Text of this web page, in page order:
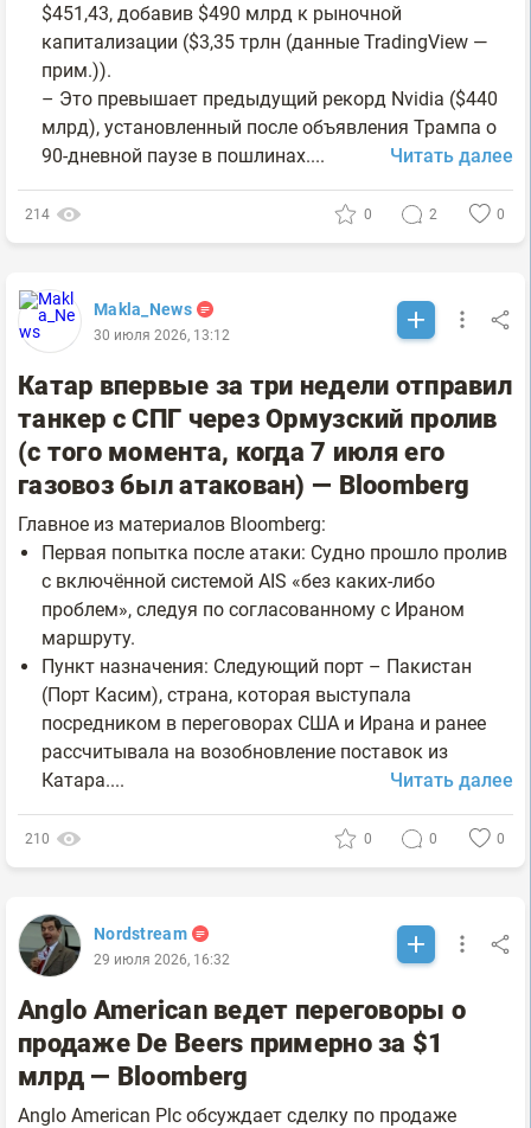
$451,43, добавив $490 млрд к рыночной
капитализации ($3,35 трлн (данные TradingView —
прим.)).
– Это превышает предыдущий рекорд Nvidia ($440
млрд), установленный после объявления Трампа о
90-дневной паузе в пошлинах....
Читать далее
214 0 2 0
Makla_News
30 июля 2026, 13:12
Катар впервые за три недели отправил
танкер с СПГ через Ормузский пролив
(с того момента, когда 7 июля его
газовоз был атакован) — Bloomberg
Главное из материалов Bloomberg:
Первая попытка после атаки: Судно прошло пролив
с включённой системой AIS «без каких-либо
проблем», следуя по согласованному с Ираном
маршруту.
Пункт назначения: Следующий порт – Пакистан
(Порт Касим), страна, которая выступала
посредником в переговорах США и Ирана и ранее
рассчитывала на возобновление поставок из
Катара....
Читать далее
210 0 0 0
Nordstream
29 июля 2026, 16:32
Anglo American ведет переговоры о
продаже De Beers примерно за $1
млрд — Bloomberg
Anglo American Plc обсуждает сделку по продаже